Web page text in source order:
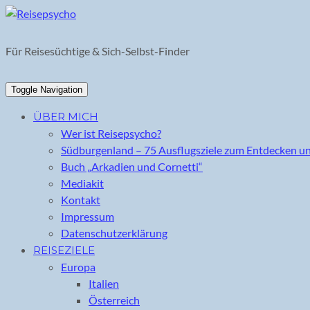
Skip
content
Für Reisesüchtige & Sich-Selbst-Finder
Toggle Navigation
ÜBER MICH
Wer ist Reisepsycho?
Südburgenland – 75 Ausflugsziele zum Entdecken
Buch „Arkadien und Cornetti“
Mediakit
Kontakt
Impressum
Datenschutzerklärung
REISEZIELE
Europa
Italien
Österreich